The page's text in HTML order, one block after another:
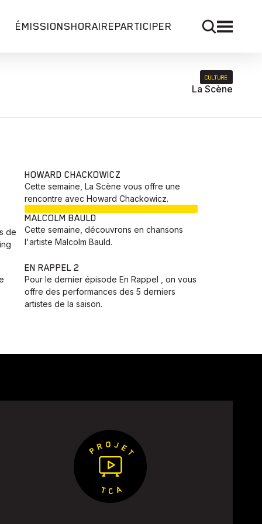
ÉMISSIONSHORAIREPARTICIPER
CULTURE
La Scène
HOWARD CHACKOWICZ
Cette semaine, La Scène vous offre une
rencontre avec Howard Chackowicz.
de
MALCOLM BAULD
Cette semaine, découvrons en chansons
l'artiste Malcolm Bauld.
EN RAPPEL 2
Pour le dernier épisode En Rappel , on vous
offre des performances des 5 derniers
artistes de la saison.